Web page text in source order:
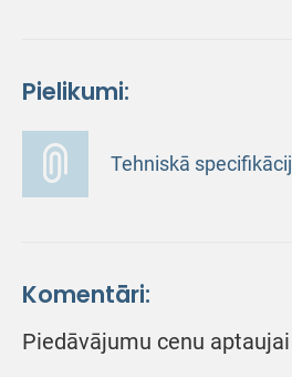
Pielikumi:
Tehniskā
Komentāri:
Piedāvājumu cenu